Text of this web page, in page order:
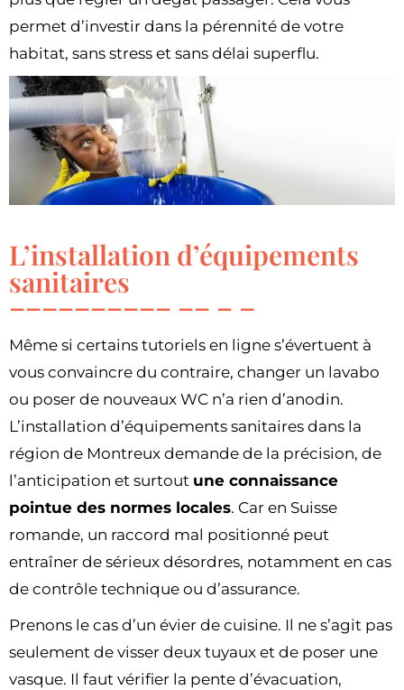
permet d’investir dans la pérennité de votre
habitat, sans stress et sans délai superflu.
L’installation d’équipements
sanitaires
Même si certains tutoriels en ligne s’évertuent à
vous convaincre du contraire, changer un lavabo
ou poser de nouveaux WC n’a rien d’anodin.
L’installation d’équipements sanitaires dans la
région de Montreux demande de la précision, de
l’anticipation et surtout une connaissance
pointue des normes locales. Car en Suisse
romande, un raccord mal positionné peut
entraîner de sérieux désordres, notamment en cas
de contrôle technique ou d’assurance.
Prenons le cas d’un évier de cuisine. Il ne s’agit pas
seulement de visser deux tuyaux et de poser une
vasque. Il faut vérifier la pente d’évacuation,